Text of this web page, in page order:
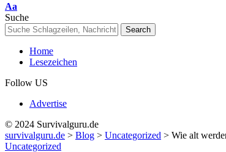
Font
Resizer
Aa
Suche
Home
Lesezeichen
Follow US
Advertise
© 2024 Survivalguru.de
survivalguru.de > Blog > Uncategorized > Wie alt
Uncategorized